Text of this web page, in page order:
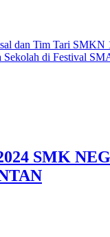
dan Tim Tari SMKN
Sekolah di Festival
SMK